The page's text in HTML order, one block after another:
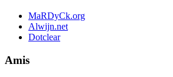
MaRDyCk.org
Alwijn.net
Dotclear
Amis